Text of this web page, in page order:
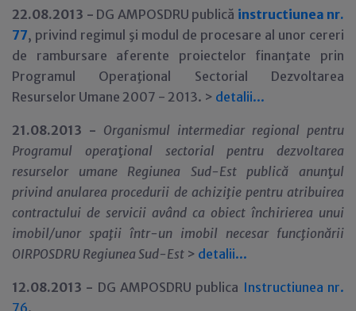
22.08.2013 - DG AMPOSDRU publică instructiunea nr.
77, privind regimul şi modul de procesare al unor cereri
de rambursare aferente proiectelor finanţate prin
Programul Operaţional Sectorial Dezvoltarea
Resurselor Umane 2007 - 2013. > detalii...
21.08.2013 - Organismul intermediar regional pentru
Programul operaţional sectorial pentru dezvoltarea
resurselor umane Regiunea Sud-Est publică anunţul
privind anularea procedurii de achiziţie pentru atribuirea
contractului de servicii având ca obiect închirierea unui
imobil/unor spaţii într-un imobil necesar funcţionării
OIRPOSDRU Regiunea Sud-Est > detalii...
12.08.2013 - DG AMPOSDRU publica Instructiunea nr.
76.